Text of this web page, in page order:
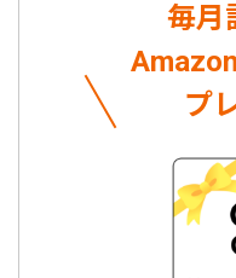
毎月
プ